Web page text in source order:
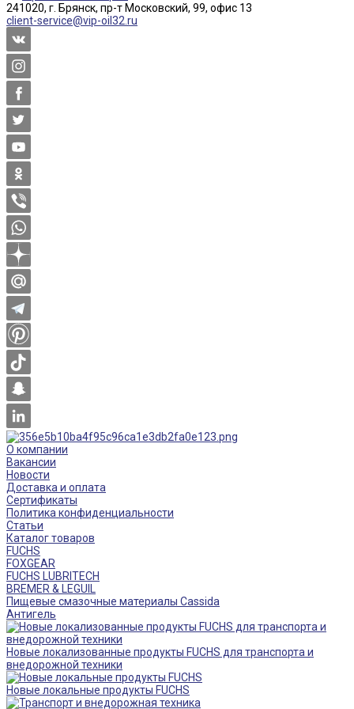
241020, г. Брянск, пр-т Московский, 99, офис 13
client-service@vip-oil32.ru
О компании
Вакансии
Новости
Доставка и оплата
Сертификаты
Политика конфиденциальности
Статьи
Каталог товаров
FUCHS
FOXGEAR
FUCHS LUBRITECH
BREMER & LEGUIL
Пищевые смазочные материалы Cassida
Антигель
Новые локализованные продукты FUCHS для транспорта и
внедорожной техники
Новые локальные продукты FUCHS